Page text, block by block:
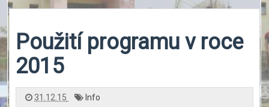
l
o
Použití programu v roce
2015
31.12.15 Info